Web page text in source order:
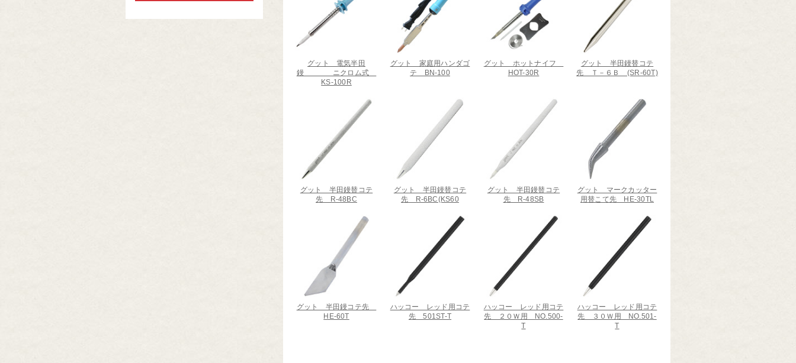
グット 電気半田
鏝 ニクロム式
KS-100R
グット 家庭用ハンダゴ
テ BN-100
グット ホットナイフ
HOT-30R
グット 半田鏝替コテ
先 Ｔ－６Ｂ (SR-60T)
グット 半田鏝替コテ
先 R-48BC
グット 半田鏝替コテ
先 R-6BC(KS60
グット 半田鏝替コテ
先 R-48SB
グット マークカッター
用替こて先 HE-30TL
グット 半田鏝コテ先
HE-60T
ハッコー レッド用コテ
先 501ST-T
ハッコー レッド用コテ
先 ２０Ｗ用 NO.500-
T
ハッコー レッド用コテ
先 ３０Ｗ用 NO.501-
T